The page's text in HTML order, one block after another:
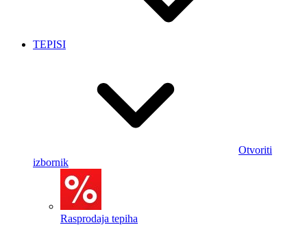
TEPISI
Otvoriti
izbornik
Rasprodaja tepiha